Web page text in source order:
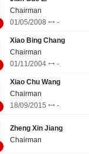
Chairman
01/05/2008
-
Xiao Bing Chang
Chairman
01/11/2004
-
Xiao Chu Wang
Chairman
18/09/2015
-
Zheng Xin Jiang
Chairman